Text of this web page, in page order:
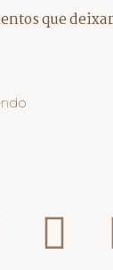
que